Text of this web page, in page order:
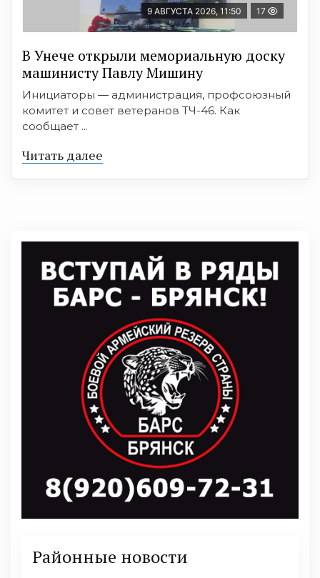
9 АВГУСТА 2026, 11:50 17
В Унече открыли мемориальную доску
машинисту Павлу Мишину
Инициаторы — администрация, профсоюзный
комитет и совет ветеранов ТЧ-46. Как
сообщает ...
Читать далее
Районные новости